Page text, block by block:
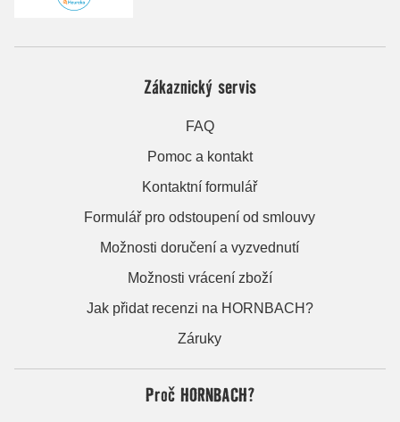
Zákaznický servis
FAQ
Pomoc a kontakt
Kontaktní formulář
Formulář pro odstoupení od smlouvy
Možnosti doručení a vyzvednutí
Možnosti vrácení zboží
Jak přidat recenzi na HORNBACH?
Záruky
Proč HORNBACH?